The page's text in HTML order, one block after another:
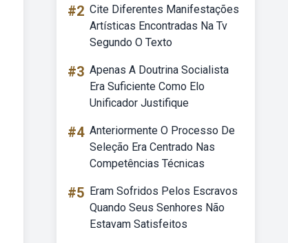
#2 Cite Diferentes Manifestações
Artísticas Encontradas Na Tv
Segundo O Texto
#3 Apenas A Doutrina Socialista
Era Suficiente Como Elo
Unificador Justifique
#4 Anteriormente O Processo De
Seleção Era Centrado Nas
Competências Técnicas
#5 Eram Sofridos Pelos Escravos
Quando Seus Senhores Não
Estavam Satisfeitos